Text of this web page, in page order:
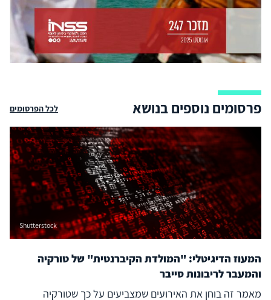
פרסומים נוספים בנושא לכל הפרסומים
Shutterstock
המעוז הדיגיטלי: "המולדת הקיברנטית" של טורקיה
והמעבר לריבונות סייבר
מאמר זה בוחן את האירועים שמצביעים על כך שטורקיה